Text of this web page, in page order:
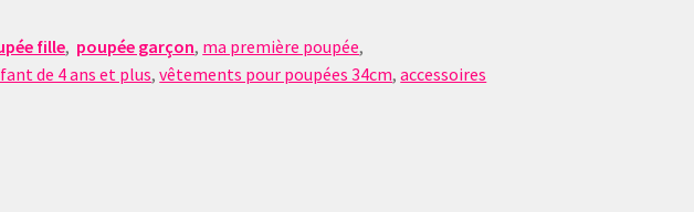
fille, poupée garçon, ma première poupée,
de 4 ans et plus,vêtements pour poupées 34cm,accessoires